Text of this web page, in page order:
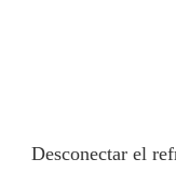
Desconectar el